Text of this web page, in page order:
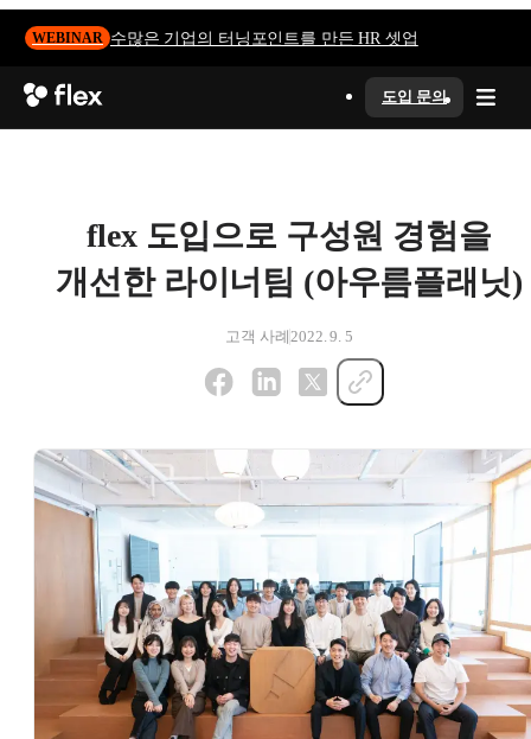
WEBINAR 수많은 기업의 터닝포인트를 만든 HR 셋업
도입 문의
flex 도입으로 구성원 경험을
개선한 라이너팀 (아우름플래닛)
고객 사례 2022. 9. 5